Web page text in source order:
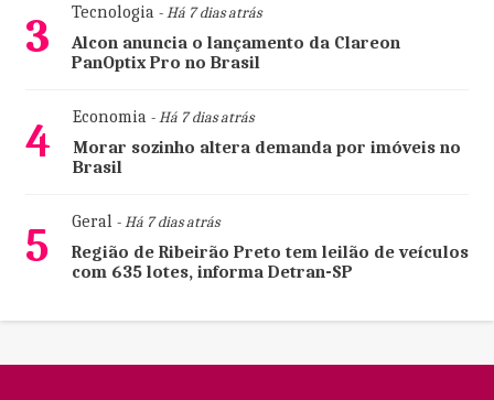
3 Tecnologia- Há 7 dias atrás
Alcon anuncia o lançamento da Clareon
PanOptix Pro no Brasil
4 Economia- Há 7 dias atrás
Morar sozinho altera demanda por imóveis no
Brasil
5 Geral- Há 7 dias atrás
Região de Ribeirão Preto tem leilão de veículos
com 635 lotes, informa Detran-SP